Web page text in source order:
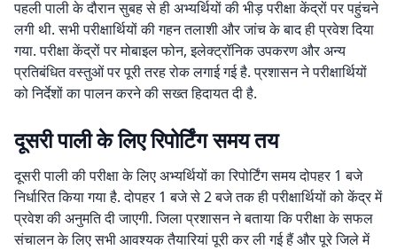
पहली पाली के दौरान सुबह से ही अभ्यर्थियों की भीड़ परीक्षा केंद्रों पर पहुंचने
लगी थी. सभी परीक्षार्थियों की गहन तलाशी और जांच के बाद ही प्रवेश दिया
गया. परीक्षा केंद्रों पर मोबाइल फोन, इलेक्ट्रॉनिक उपकरण और अन्य
प्रतिबंधित वस्तुओं पर पूरी तरह रोक लगाई गई है. प्रशासन ने परीक्षार्थियों
को निर्देशों का पालन करने की सख्त हिदायत दी है.
दूसरी पाली के लिए रिपोर्टिंग समय तय
दूसरी पाली की परीक्षा के लिए अभ्यर्थियों का रिपोर्टिंग समय दोपहर 1 बजे
निर्धारित किया गया है. दोपहर 1 बजे से 2 बजे तक ही परीक्षार्थियों को केंद्र में
प्रवेश की अनुमति दी जाएगी. जिला प्रशासन ने बताया कि परीक्षा के सफल
संचालन के लिए सभी आवश्यक तैयारियां पूरी कर ली गई हैं और पूरे जिले में